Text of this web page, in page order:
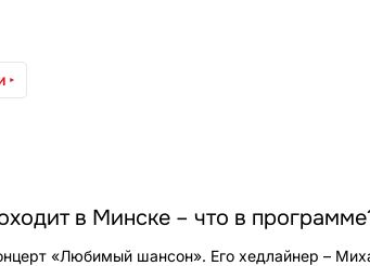
в Минске – что в
«Любимый шансон». Его хедлайнер –